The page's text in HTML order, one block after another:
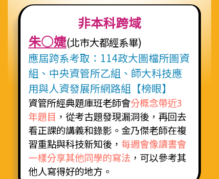
非本科跨域
朱○婕(北市大都經系畢)
應屆跨系考取：114政大圖檔所圖資
組、中央資管所乙組、師大科技應
用與人資發展所網路組【榜眼】
資管所經典題庫班老師會分概念帶近3
年題目 ，從考古題發現漏洞後，再回去
看正課的講義和錄影。金乃傑老師在複
習重點與科技新知後， 每週會像讀書會
一樣分享其他同學的寫法 ，可以參考其
他人寫得好的地方。